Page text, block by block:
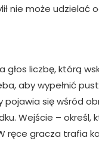
nie może udzielać
liczbę, którą
aby wypełnić
pojawia się wśród
Wejście – określ,
ręce gracza trafia